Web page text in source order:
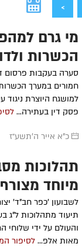
>
מי גרם
הכשרות
המבקר?
סערה בעקבות פרסום
חמורים במערך
למושגח היוצרת ניגוד
פסק דין בעתירה...
כ"א אייר ה׳תשע״ז
תהלוכות
מיוחד
חב"ד'
לשבועון 'כפר חב"ד'
תיעוד מתהלוכות ל"ג
והעולם על ידי
מאות אלפ... לסיפור